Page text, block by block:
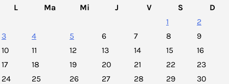
L
Ma Mi J V S
D
1
2
3
4 5 6 7 8
9
10
11 12 13 14 15
16
17
18 19 20 21 22
23
24
25 26 27 28 29
30